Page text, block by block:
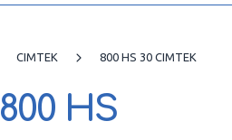
CIMTEK 800 HS 30 CIMTEK
800 HS